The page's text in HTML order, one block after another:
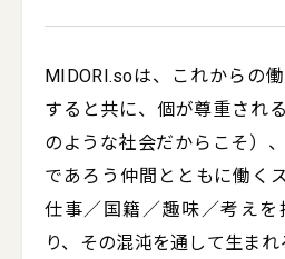
MIDORI.soは、これからの
すると共に、個が尊重され
のような社会だからこそ）
であろう仲間とともに働く
仕事／国籍／趣味／考えを
り、その混沌を通して生ま